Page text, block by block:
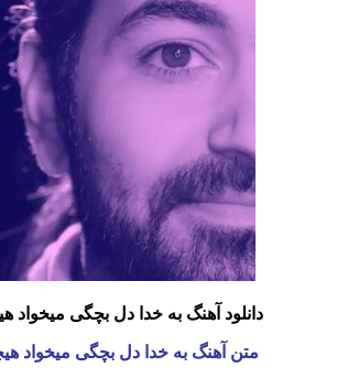
دانلود آهنگ به خدا دل بچگی میخواد
متن آهنگ به خدا دل بچگی میخواد